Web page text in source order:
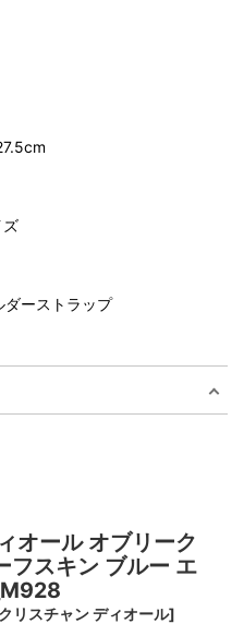
ズ
ーストラップ
オール オブリーク
フスキン ブルー エ
リスチャン ディオール]